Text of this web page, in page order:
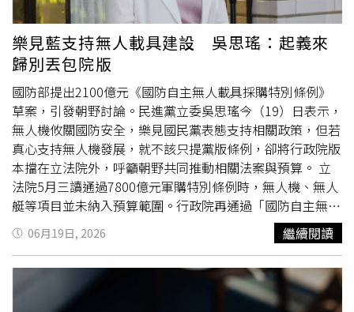
大幅上升，同時油價飆升、地緣政治緊張局勢加劇。美國資
產管理公司「Nuveen」的全球投資策略師Laura Cooper分
析，全球市場情緒也需要惡化到足以提振對美元的需求，
「這種組合可能還會迫使日本央行要麼推遲政策正常化，要
麼不願阻止日元進一步走弱。」但目前市場仍由日圓空頭主
導。投資人關注日本超過GDP 200%的債務，使其成為主要
經濟體中負擔最重的國家。持續的財政赤字也引發市場對政
府超支的疑慮。同時，西亞地緣政治危機更導致超過95%石
油依賴進口的日本面臨通膨壓力，日圓也因此受到重創。總
部位於新加坡的避險基金「Alpha Binwani Capital」的創辦
人兼投資長Ashwin Binwani表示，日本宏觀經濟、政策與市
場部位強烈有利於日圓走弱，因此只要這些條件持續下去，
做空日元仍非常具有吸引力。SMBC日興證券高級外匯及利
率策略師Rinto Maruyama則指出，最極端情境並非單純的
貶值，而是失序性崩跌，若外匯干預失效，市場可能開始質
疑日本政府的干預能力。此外，利差交易（carry trade）仍
訂的Mac air 13.6吋筆電，一直沒出貨，26日竟通知因為
Apple漲價，要他補差價，「實在令人太生氣！敬告消費者
抵制無良公司。」對此，許多鄉民留言指出，「收了全額定
金，依民法其實你已經可以提民事訴訟了，未履行契約依法
賠付2倍定金」、「可以找消保官，這已經不合理了」、
「你全付款就完全沒有瑕疵了，找消保官吧」、「可以去跟
蘋果官方投訴，讓他們喪失代理授權」、「如果是我一定
告，已成立的訂單不能這樣亂漲或私自取消」、「這間經銷
商是當期貨來賣嗎」、「笑死人，如果蘋果宣布降價他們會
退錢嗎」、「相關資料留著，支持找消保官，每個縣市政府
都有，你會贏的」。
樂見藍支持無人載具建設 吳思瑤：起義來
歸別丟包院版
國防部提出2100億元《國防自主無人載具採購特別條例》
草案，引發朝野討論。民進黨立委吳思瑤今（19）日表示，
無人機攸關國防安全，樂見國民黨表態支持相關政策，但若
真心支持無人機發展，就不該只提黨版條例，卻將行政院版
本擋在立法院外，呼籲朝野共同推動相關法案與預算。 立
法院5月三讀通過7800億元軍購特別條例時，無人機、無人
艇等項目並未納入預算範圍。行政院再通過「國防自主無人
載具採購特別條例草案」，規劃編列2100億元經費推動相
關建，執行期程自今年8月起至2031年止，逐年籌獲濱海監
偵型無人機、濱海攻擊型無人機及小型自殺無人艇等裝備。
吳思瑤表示，國民黨主席鄭麗文結束訪美返台後，國民黨近
期傳出研議支持無人機條例，甚至規劃提出黨版法案。她直
06月19日, 2026 繼續閱讀